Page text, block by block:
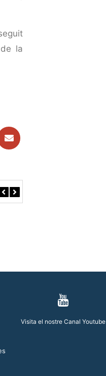
la
Visita el nostre Canal Youtube